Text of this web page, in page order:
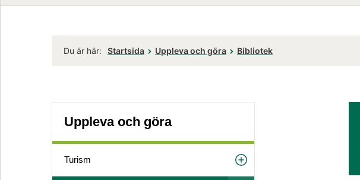
Du är här: Startsida Uppleva och göra Bibliotek
Uppleva och göra
Turism